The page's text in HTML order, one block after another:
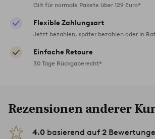
Gilt für normale Pakete über 129 Euro*
Flexible Zahlungsart
Jetzt bezahlen, später bezahlen oder in
Einfache Retoure
30 Tage Rückgaberecht*
Rezensionen anderer
4.0 basierend auf 2